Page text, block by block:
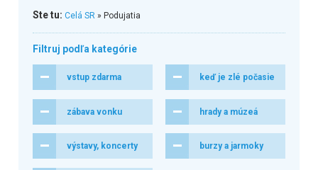
Ste tu: Celá SR» Podujatia
Filtruj podľa kategórie
vstup zdarma keď je zlé počasie
zábava vonku hrady a múzeá
výstavy, koncerty burzy a jarmoky